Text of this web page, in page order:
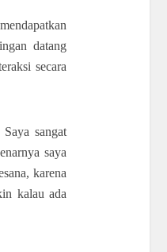
datang
secara
sangat
saya
karena
kalau ada